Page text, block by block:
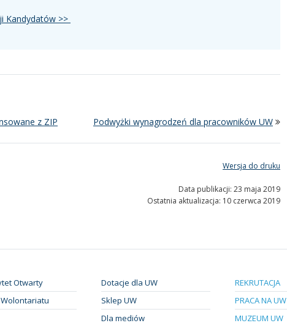
Kandydatów >>
z ZIP Podwyżki wynagrodzeń dla pracowników UW
Wersja do druku
Data publikacji: 23 maja 2019
Ostatnia aktualizacja: 10 czerwca 2019
Otwarty
Dotacje dla UW
Sklep UW
Dla mediów
REKRUTACJA
PRACA NA UW
MUZEUM UW